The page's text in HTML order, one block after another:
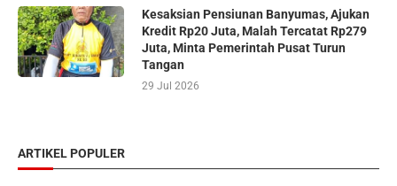
Kesaksian Pensiunan Banyumas, Ajukan
Kredit Rp20 Juta, Malah Tercatat Rp279
Juta, Minta Pemerintah Pusat Turun
Tangan
29 Jul 2026
ARTIKEL POPULER